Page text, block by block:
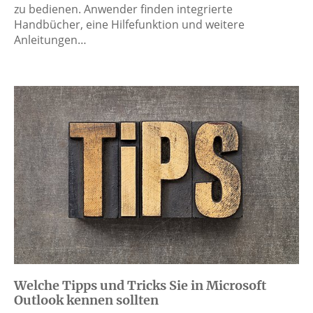
zu bedienen. Anwender finden integrierte
Handbücher, eine Hilfefunktion und weitere
Anleitungen…
Welche Tipps und Tricks Sie in Microsoft
Outlook kennen sollten